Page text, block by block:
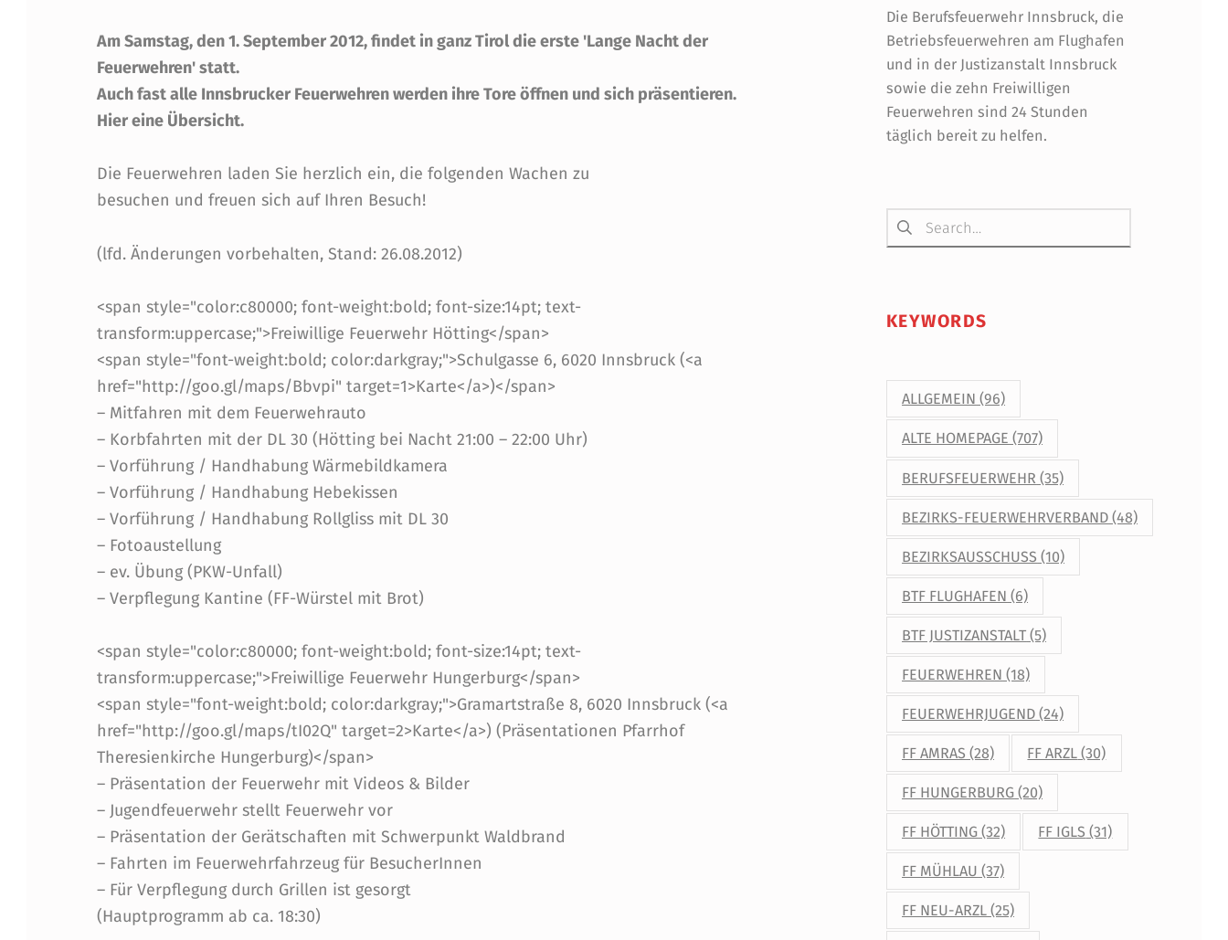
A
N
G
E
N
A
H
T
D
E
R
F
E
U
E
R
W
E
H
R
E
Am Samstag, den 1. September 2012, findet in ganz Tirol die erste 'Lange Nacht der
Feuerwehren' statt.
Auch fast alle Innsbrucker Feuerwehren werden ihre Tore öffnen und sich präsentieren.
Hier eine Übersicht.
Die Feuerwehren laden Sie herzlich ein, die folgenden Wachen zu
besuchen und freuen sich auf Ihren Besuch!
(lfd. Änderungen vorbehalten, Stand: 26.08.2012)
<span style="color:c80000; font-weight:bold; font-size:14pt; text-
transform:uppercase;">Freiwillige Feuerwehr Hötting</span>
<span style="font-weight:bold; color:darkgray;">Schulgasse 6, 6020 Innsbruck (<a
href="http://goo.gl/maps/Bbvpi" target=1>Karte</a>)</span>
– Mitfahren mit dem Feuerwehrauto
– Korbfahrten mit der DL 30 (Hötting bei Nacht 21:00 – 22:00 Uhr)
– Vorführung / Handhabung Wärmebildkamera
– Vorführung / Handhabung Hebekissen
– Vorführung / Handhabung Rollgliss mit DL 30
– Fotoaustellung
– ev. Übung (PKW-Unfall)
– Verpflegung Kantine (FF-Würstel mit Brot)
<span style="color:c80000; font-weight:bold; font-size:14pt; text-
transform:uppercase;">Freiwillige Feuerwehr Hungerburg</span>
<span style="font-weight:bold; color:darkgray;">Gramartstraße 8, 6020 Innsbruck (<a
href="http://goo.gl/maps/tI02Q" target=2>Karte</a>) (Präsentationen Pfarrhof
Theresienkirche Hungerburg)</span>
– Präsentation der Feuerwehr mit Videos & Bilder
– Jugendfeuerwehr stellt Feuerwehr vor
– Präsentation der Gerätschaften mit Schwerpunkt Waldbrand
– Fahrten im Feuerwehrfahrzeug für BesucherInnen
– Für Verpflegung durch Grillen ist gesorgt
(Hauptprogramm ab ca. 18:30)
Die Berufsfeuerwehr Innsbruck, die
Betriebsfeuerwehren am Flughafen
und in der Justizanstalt Innsbruck
sowie die zehn Freiwilligen
Feuerwehren sind 24 Stunden
täglich bereit zu helfen.
Suchen nach:
KEYWORDS
ALLGEMEIN (96)
ALTE HOMEPAGE (707)
BERUFSFEUERWEHR (35)
BEZIRKS-FEUERWEHRVERBAND (48)
BEZIRKSAUSSCHUSS (10)
BTF FLUGHAFEN (6)
BTF JUSTIZANSTALT (5)
FEUERWEHREN (18)
FEUERWEHRJUGEND (24)
FF AMRAS (28) FF ARZL (30)
FF HUNGERBURG (20)
FF HÖTTING (32) FF IGLS (31)
FF MÜHLAU (37)
FF NEU-ARZL (25)